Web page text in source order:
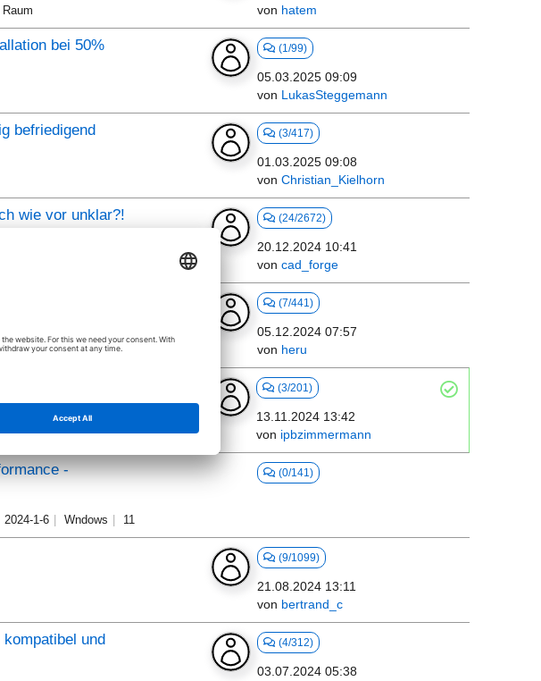
Raum
von hatem
bei 50%
(1/99)
05.03.2025 09:09
von LukasSteggemann
befriedigend (3/417)
01.03.2025 09:08
von Christian_Kielhorn
wie vor unklar?! (24/2672)
20.12.2024 10:41
von cad_forge
(7/441)
05.12.2024 07:57
von heru
(3/201)
13.11.2024 13:42
von ipbzimmermann
-
2024-1-6 Wndows 11
(0/141)
(9/1099)
21.08.2024 13:11
von bertrand_c
und
(4/312)
03.07.2024 05:38